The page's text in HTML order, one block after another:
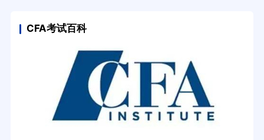
CFA考试百科